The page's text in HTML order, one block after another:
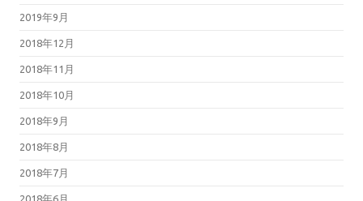
2019年9月
2018年12月
2018年11月
2018年10月
2018年9月
2018年8月
2018年7月
2018年6月